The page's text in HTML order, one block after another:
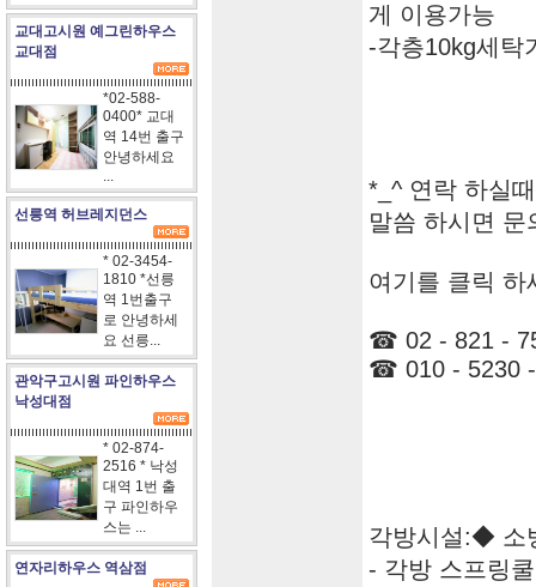
교대고시원 예그린하우스
교대점
*02-588-
0400* 교대
역 14번 출구
안녕하세요
...
선릉역 허브레지던스
* 02-3454-
1810 *선릉
역 1번출구
로 안녕하세
요 선릉...
관악구고시원 파인하우스
낙성대점
* 02-874-
2516 * 낙성
대역 1번 출
구 파인하우
스는 ...
연자리하우스 역삼점
게 이용가능
-각층10kg세탁
*_^ 연락 하실
말씀 하시면 문
여기를 클릭 하
☎ 02 - 821 -
☎ 010 - 5230
각방시설:◆ 소
- 각방 스프링